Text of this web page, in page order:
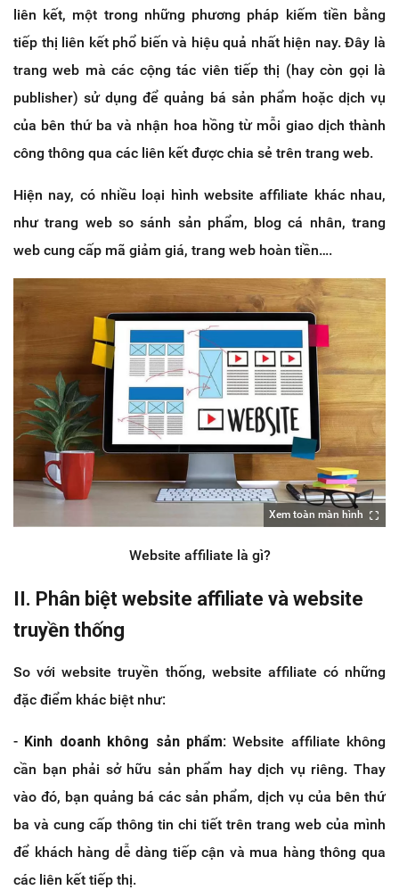
liên kết, một trong những phương pháp kiếm tiền bằng
tiếp thị liên kết phổ biến và hiệu quả nhất hiện nay. Đây là
trang web mà các cộng tác viên tiếp thị (hay còn gọi là
publisher) sử dụng để quảng bá sản phẩm hoặc dịch vụ
của bên thứ ba và nhận hoa hồng từ mỗi giao dịch thành
công thông qua các liên kết được chia sẻ trên trang web.
Hiện nay, có nhiều loại hình website affiliate khác nhau,
như trang web so sánh sản phẩm, blog cá nhân, trang
web cung cấp mã giảm giá, trang web hoàn tiền….
Xem toàn màn hình
Website affiliate là gì?
II. Phân biệt website affiliate và website
truyền thống
So với website truyền thống, website affiliate có những
đặc điểm khác biệt như:
- Kinh doanh không sản phẩm: Website affiliate không
cần bạn phải sở hữu sản phẩm hay dịch vụ riêng. Thay
vào đó, bạn quảng bá các sản phẩm, dịch vụ của bên thứ
ba và cung cấp thông tin chi tiết trên trang web của mình
để khách hàng dễ dàng tiếp cận và mua hàng thông qua
các liên kết tiếp thị.